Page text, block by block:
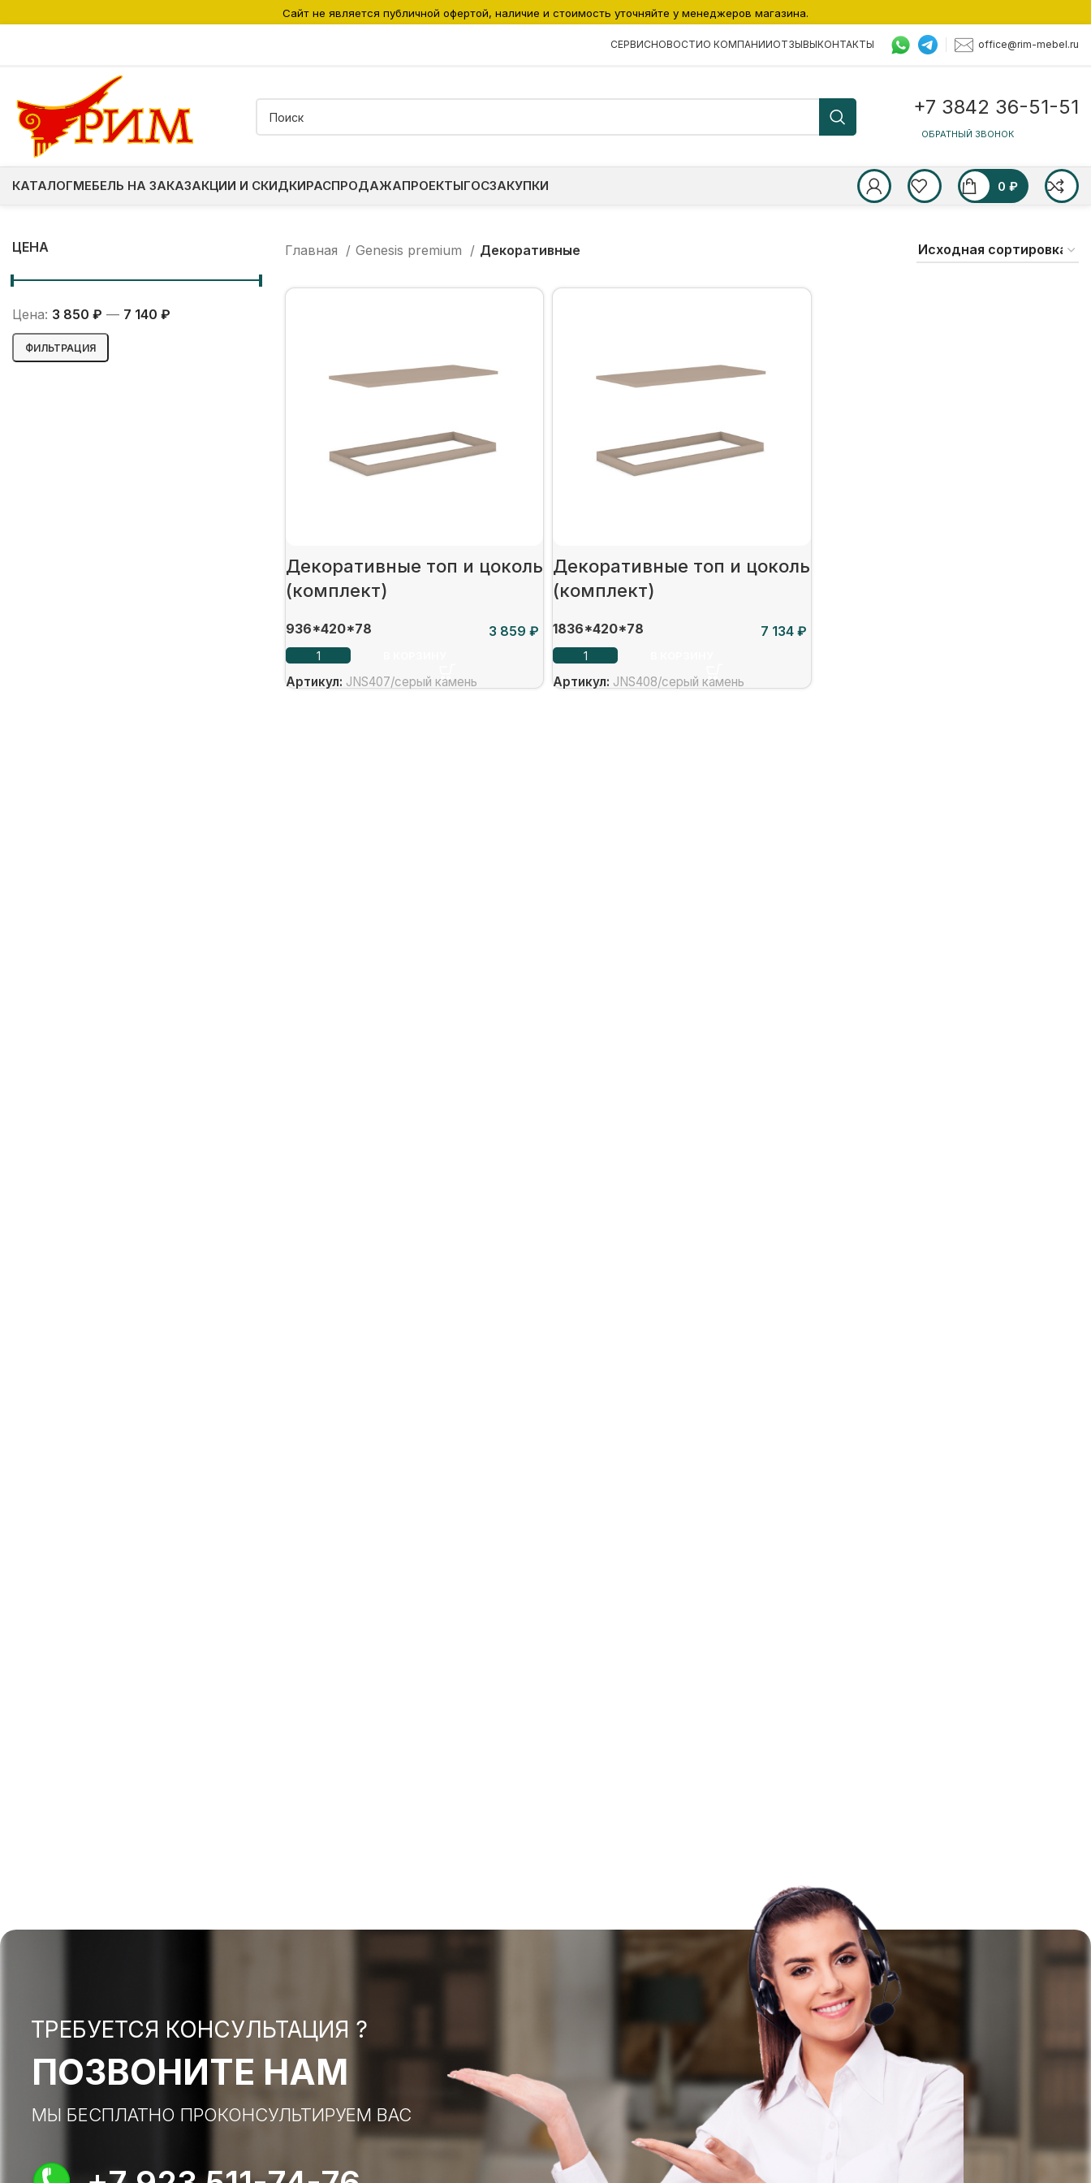
СЕРВИСНОВОСТИО КОМПАНИИОТЗЫВЫКОНТАКТЫ office@rim-mebel.ru
+7 3842 36-51-51
ОБРАТНЫЙ ЗВОНОК
КАТАЛОГМЕБЕЛЬ НА ЗАКАЗАКЦИИ И СКИДКИРАСПРОДАЖАПРОЕКТЫГОСЗАКУПКИ 0 ₽
ЦЕНА
Минимальная
цена
Максимальная
цена
ФИЛЬТРАЦИЯ
Цена: 3 850 ₽ — 7 140 ₽
Главная Genesis premium Декоративные
Декоративные топ и цоколь
(комплект)
936*420*78 ₽
Артикул: JNS407/серый камень
Декоративные топ и цоколь
(комплект)
1836*420*78 ₽
Артикул: JNS408/серый камень
ТРЕБУЕТСЯ КОНСУЛЬТАЦИЯ ?
ПОЗВОНИТЕ НАМ
МЫ БЕСПЛАТНО ПРОКОНСУЛЬТИРУЕМ ВАС
Сайт не является публичной офертой, наличие и стоимость уточняйте у менеджеров магазина.